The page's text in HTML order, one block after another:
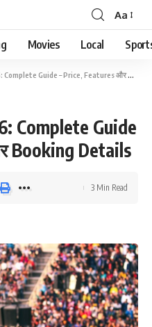
Font
Resizer
Aa
Movies Local
Guide – Price, Features और Booking Details
Complete Guide
Booking Details
3 Min Read